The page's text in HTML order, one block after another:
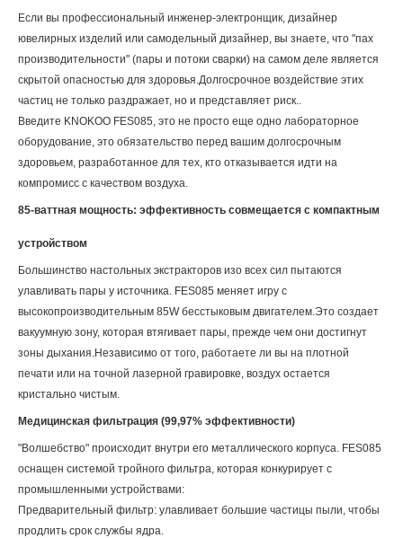
Если вы профессиональный инженер-электронщик, дизайнер
ювелирных изделий или самодельный дизайнер, вы знаете, что "пах
производительности" (пары и потоки сварки) на самом деле является
скрытой опасностью для здоровья.Долгосрочное воздействие этих
частиц не только раздражает, но и представляет риск..
Введите KNOKOO FES085, это не просто еще одно лабораторное
оборудование, это обязательство перед вашим долгосрочным
здоровьем, разработанное для тех, кто отказывается идти на
компромисс с качеством воздуха.
85-ваттная мощность: эффективность совмещается с компактным
устройством
Большинство настольных экстракторов изо всех сил пытаются
улавливать пары у источника. FES085 меняет игру с
высокопроизводительным 85W бесстыковым двигателем.Это создает
вакуумную зону, которая втягивает пары, прежде чем они достигнут
зоны дыхания.Независимо от того, работаете ли вы на плотной
печати или на точной лазерной гравировке, воздух остается
кристально чистым.
Медицинская фильтрация (99,97% эффективности)
"Волшебство" происходит внутри его металлического корпуса. FES085
оснащен системой тройного фильтра, которая конкурирует с
промышленными устройствами:
Предварительный фильтр: улавливает большие частицы пыли, чтобы
продлить срок службы ядра.